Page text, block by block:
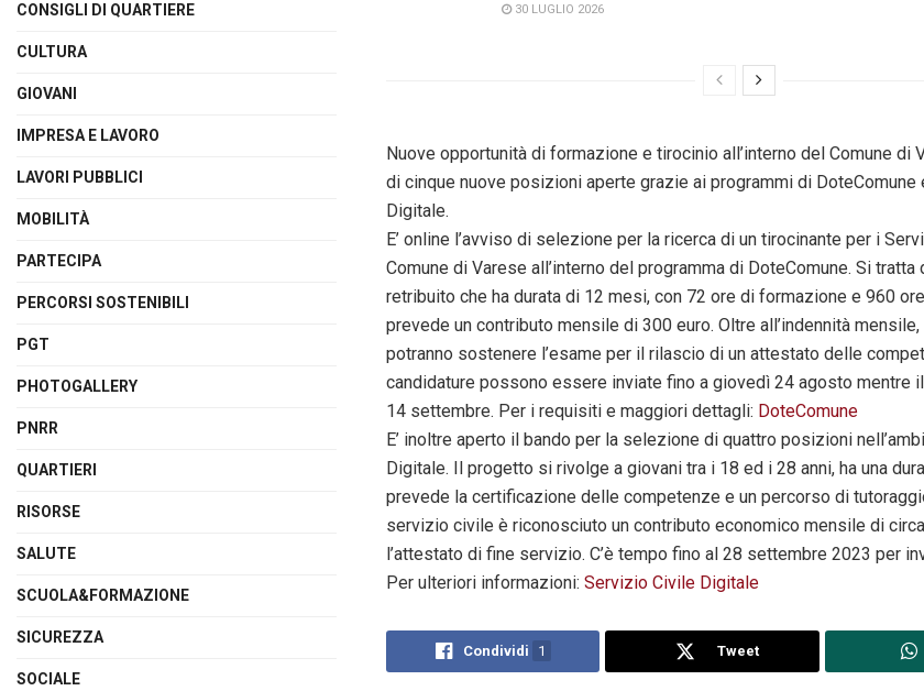
30 LUGLIO 2026
Nuove opportunità di formazione e tirocinio all’interno del Comune di
di cinque nuove posizioni aperte grazie ai programmi di
Digitale.
E’ online l’avviso di selezione per la ricerca di un tirocinante per i
Comune di Varese all’interno del programma di DoteComune. Si tratta
retribuito che ha durata di 12 mesi, con 72 ore di formazione e 960
prevede un contributo mensile di 300 euro. Oltre all’indennità
potranno sostenere l’esame per il rilascio di un attestato delle
candidature possono essere inviate fino a giovedì 24 agosto mentre
14 settembre. Per i requisiti e maggiori dettagli: DoteComune
E’ inoltre aperto il bando per la selezione di quattro posizioni
Digitale. Il progetto si rivolge a giovani tra i 18 ed i 28 anni, ha una
prevede la certificazione delle competenze e un percorso di
servizio civile è riconosciuto un contributo economico mensile di
l’attestato di fine servizio. C’è tempo fino al 28 settembre 2023 per
Per ulteriori informazioni: Servizio Civile Digitale
Condividi 1 Tweet
CONSIGLI DI QUARTIERE
CULTURA
GIOVANI
IMPRESA E LAVORO
LAVORI PUBBLICI
MOBILITÀ
PARTECIPA
PERCORSI SOSTENIBILI
PGT
PHOTOGALLERY
PNRR
QUARTIERI
RISORSE
SALUTE
SCUOLA&FORMAZIONE
SICUREZZA
SOCIALE